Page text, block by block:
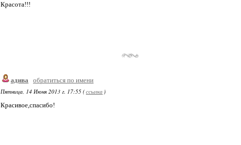
Красота!!!
адива
обратиться по имени
Пятница, 14 Июня 2013 г. 17:55 (ссылка )
Красивое,спасибо!